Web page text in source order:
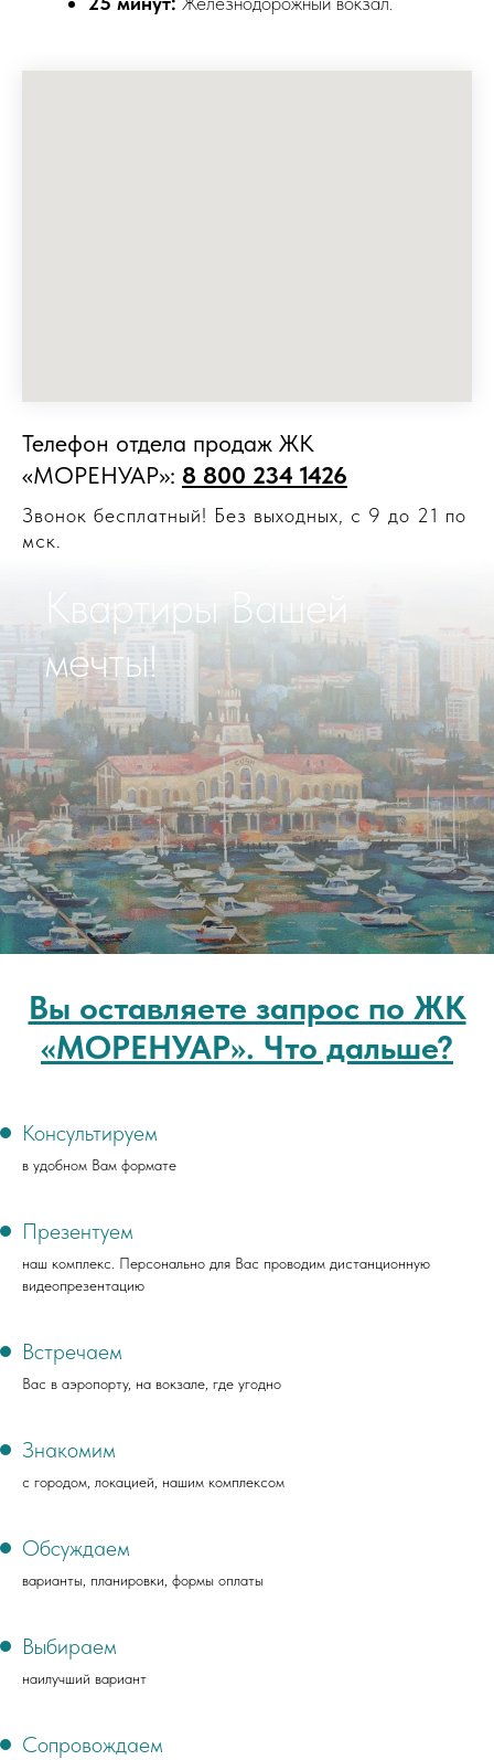
Телефон отдела продаж ЖК
«МОРЕНУАР»: 8 800 234 1426
Звонок бесплатный! Без выходных, с 9 до 21 по
мск.
Квартиры Вашей
мечты!
Вы оставляете запрос по ЖК
«МОРЕНУАР». Что дальше?
Консультируем
в удобном Вам формате
Презентуем
наш комплекс. Персонально для Вас проводим дистанционную
видеопрезентацию
Встречаем
Вас в аэропорту, на вокзале, где угодно
Знакомим
с городом, локацией, нашим комплексом
Обсуждаем
варианты, планировки, формы оплаты
Выбираем
наилучший вариант
Сопровождаем